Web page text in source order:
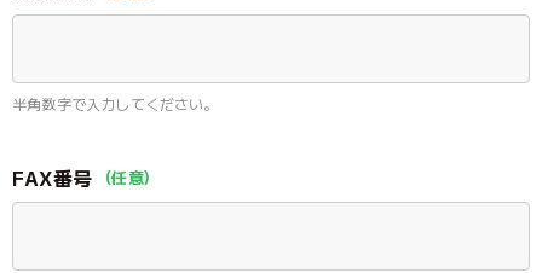
半角数字で入力してください。
FAX番号